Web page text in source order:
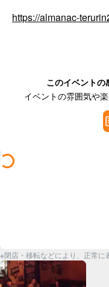
https://almanac-
このイベントの
イベントの雰囲気や
※閉店・移転などにより、正常に